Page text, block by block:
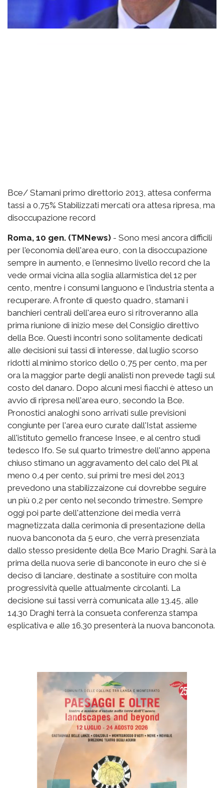
Bce/ Stamani primo direttorio 2013, attesa conferma
tassi a 0,75% Stabilizzati mercati ora attesa ripresa, ma
disoccupazione record
Roma, 10 gen. (TMNews) - Sono mesi ancora difficili
per l'economia dell'area euro, con la disoccupazione
sempre in aumento, e l'ennesimo livello record che la
vede ormai vicina alla soglia allarmistica del 12 per
cento, mentre i consumi languono e l'industria stenta a
recuperare. A fronte di questo quadro, stamani i
banchieri centrali dell'area euro si ritroveranno alla
prima riunione di inizio mese del Consiglio direttivo
della Bce. Questi incontri sono solitamente dedicati
alle decisioni sui tassi di interesse, dal luglio scorso
ridotti al minimo storico dello 0,75 per cento, ma per
ora la maggior parte degli analisti non prevede tagli sul
costo del danaro. Dopo alcuni mesi fiacchi è atteso un
avvio di ripresa nell'area euro, secondo la Bce.
Pronostici analoghi sono arrivati sulle previsioni
congiunte per l'area euro curate dall'Istat assieme
all'istituto gemello francese Insee, e al centro studi
tedesco Ifo. Se sul quarto trimestre dell'anno appena
chiuso stimano un aggravamento del calo del Pil al
meno 0,4 per cento, sui primi tre mesi del 2013
prevedono una stabilizzaizone cui dovrebbe seguire
un più 0,2 per cento nel secondo trimestre. Sempre
oggi poi parte dell'attenzione dei media verrà
magnetizzata dalla cerimonia di presentazione della
nuova banconota da 5 euro, che verrà presenziata
dallo stesso presidente della Bce Mario Draghi. Sarà la
prima della nuova serie di banconote in euro che si è
deciso di lanciare, destinate a sostituire con molta
progressività quelle attualmente circolanti. La
decisione sui tassi verrà comunicata alle 13.45, alle
14.30 Draghi terrà la consueta conferenza stampa
esplicativa e alle 16.30 presenterà la nuova banconota.